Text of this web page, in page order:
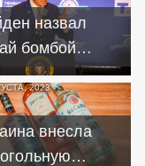
назвал
бомбой
"во
смыслах"
2023
внесла